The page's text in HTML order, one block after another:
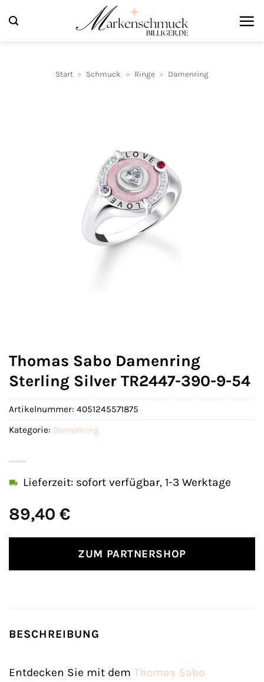
Inhalt
Start » Schmuck » Ringe » Damenring
Thomas Sabo Damenring
Sterling Silver TR2447-390-9-54
89,40 €
Lieferzeit: sofort verfügbar, 1-3 Werktage
ZUM PARTNERSHOP
Artikelnummer: 4051245571875
Kategorie: Damenring
BESCHREIBUNG
Entdecken Sie mit dem Thomas Sabo